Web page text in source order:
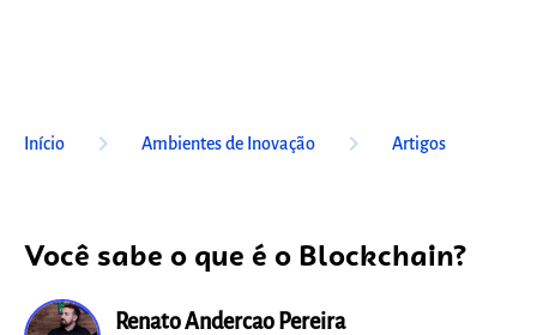
Início keyboard_arrow_right Ambientes de Inovação keyboard_arrow_right Artigos
Você sabe o que é o Blockchain?
Renato Andercao Pereira